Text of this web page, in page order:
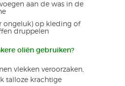
aan de was in de
ongeluk) op kleding of
druppelen
oliën gebruiken?
vlekken veroorzaken,
talloze krachtige